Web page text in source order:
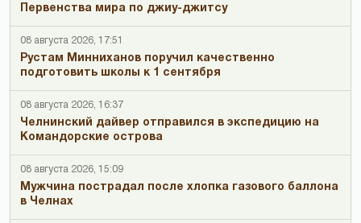
Первенства мира по джиу-джитсу
08 августа 2026, 17:51
Рустам Минниханов поручил качественно
подготовить школы к 1 сентября
08 августа 2026, 16:37
Челнинский дайвер отправился в экспедицию на
Командорские острова
08 августа 2026, 15:09
Мужчина пострадал после хлопка газового баллона
в Челнах